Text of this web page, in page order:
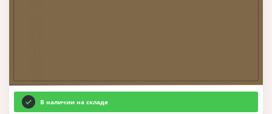
В наличии на складе